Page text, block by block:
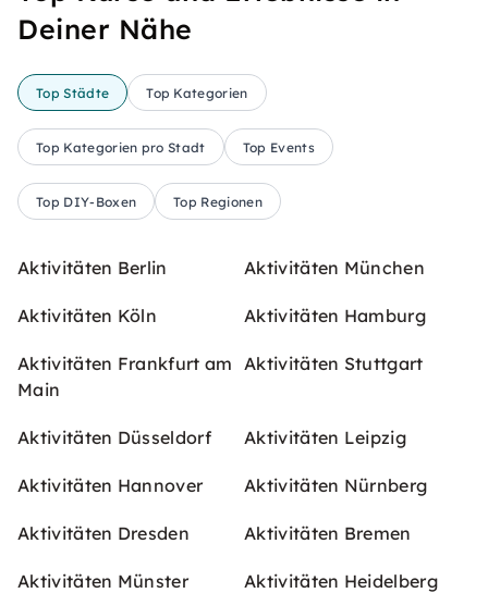
Deiner Nähe
Top Städte Top Kategorien
Top Kategorien pro Stadt Top Events
Top DIY-Boxen Top Regionen
Aktivitäten Berlin Aktivitäten München
Aktivitäten Köln Aktivitäten Hamburg
Aktivitäten Frankfurt am
Main
Aktivitäten Stuttgart
Aktivitäten Düsseldorf Aktivitäten Leipzig
Aktivitäten Hannover Aktivitäten Nürnberg
Aktivitäten Dresden Aktivitäten Bremen
Aktivitäten Münster Aktivitäten Heidelberg